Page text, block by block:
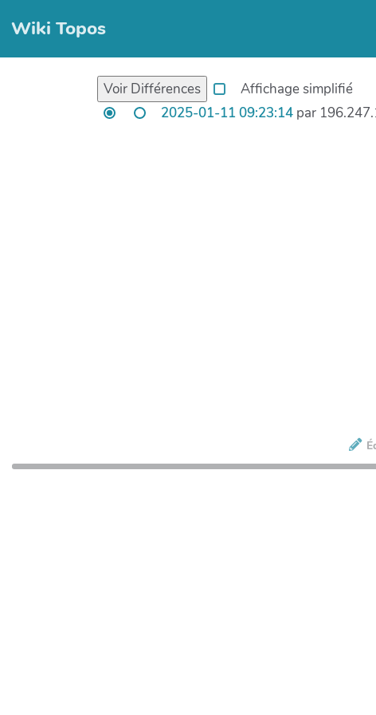
Wiki Topos
Affichage simplifié
2025-01-11 09:23:14 par